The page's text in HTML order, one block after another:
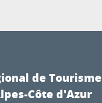
de Tourisme
Côte d'Azur